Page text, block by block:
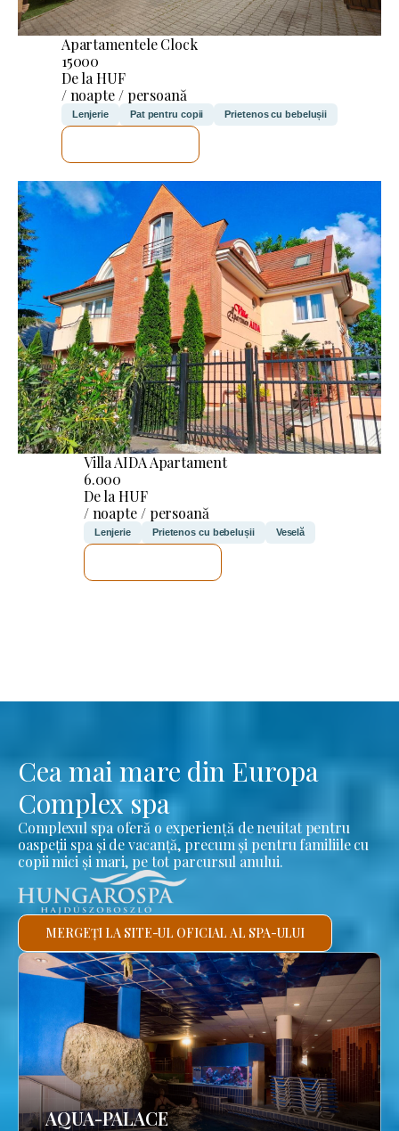
Apartamentele Clock
15000
De la HUF
/ noapte / persoană
Lenjerie Pat pentru copii Prietenos cu bebelușii
Villa AIDA Apartament
6.000
De la HUF
/ noapte / persoană
Lenjerie Prietenos cu bebelușii Veselă
Cea mai mare din Europa
Complex spa
Complexul spa oferă o experiență de neuitat pentru
oaspeții spa și de vacanță, precum și pentru familiile cu
copii mici și mari, pe tot parcursul anului.
MERGEȚI LA SITE-UL OFICIAL AL SPA-ULUI
AQUA-PALACE